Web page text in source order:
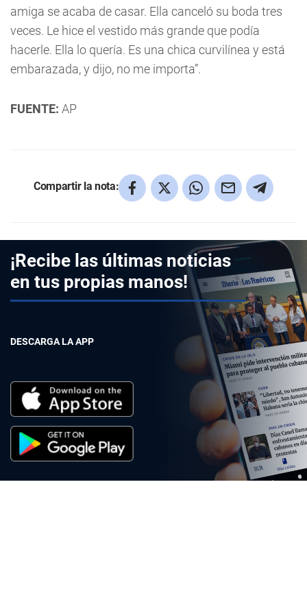
amiga se acaba de casar. Ella canceló su boda tres
veces. Le hice el vestido más grande que podía
hacerle. Ella lo quería. Es una chica curvilínea y está
embarazada, y dijo, no me importa”.
FUENTE: AP
Compartir la nota:
¡Recibe las últimas noticias
en tus propias manos!
DESCARGA LA APP